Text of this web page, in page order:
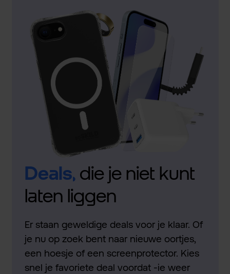
Deals,die je niet kunt
laten liggen
Er staan geweldige deals voor je klaar. Of
je nu op zoek bent naar nieuwe oortjes,
een hoesje of een screenprotector. Kies
snel je favoriete deal voordat -ie weer